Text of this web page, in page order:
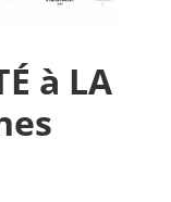
à LA